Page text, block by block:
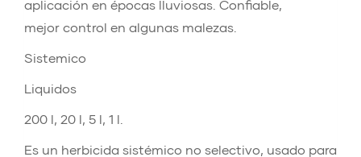
aplicación en épocas lluviosas. Confiable,
mejor control en algunas malezas.
Sistemico
Liquidos
200 l, 20 l, 5 l, 1 l.
Es un herbicida sistémico no selectivo, usado para